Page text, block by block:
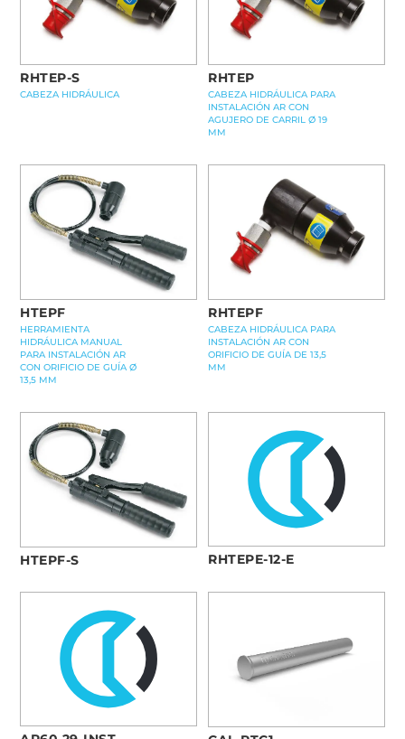
RHTEP-S
CABEZA HIDRÁULICA
RHTEP
CABEZA HIDRÁULICA PARA
INSTALACIÓN AR CON
AGUJERO DE CARRIL Ø 19
MM
HTEPF
HERRAMIENTA
HIDRÁULICA MANUAL
PARA INSTALACIÓN AR
CON ORIFICIO DE GUÍA Ø
13,5 MM
RHTEPF
CABEZA HIDRÁULICA PARA
INSTALACIÓN AR CON
ORIFICIO DE GUÍA DE 13,5
MM
HTEPF-S RHTEPE-12-E